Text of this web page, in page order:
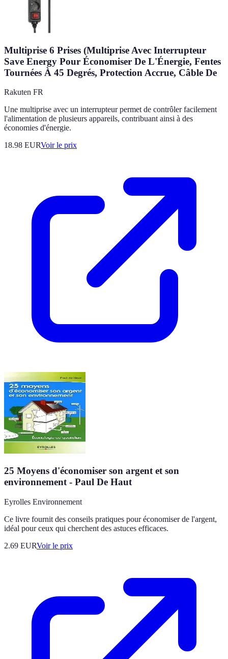
Multiprise 6 Prises (Multiprise Avec Interrupteur
Save Energy Pour Économiser De L'Énergie, Fentes
Tournées À 45 Degrés, Protection Accrue, Câble De
Rakuten FR
Une multiprise avec un interrupteur permet de contrôler facilement
l'alimentation de plusieurs appareils, contribuant ainsi à des
économies d'énergie.
18.98 EURVoir le prix
25 Moyens d'économiser son argent et son
environnement - Paul De Haut
Eyrolles Environnement
Ce livre fournit des conseils pratiques pour économiser de l'argent,
idéal pour ceux qui cherchent des astuces efficaces.
2.69 EURVoir le prix